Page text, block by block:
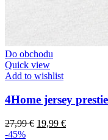
Do obchodu
Quick view
Add to wishlist
4Home jersey
27,99€ 19,99 €
-45%